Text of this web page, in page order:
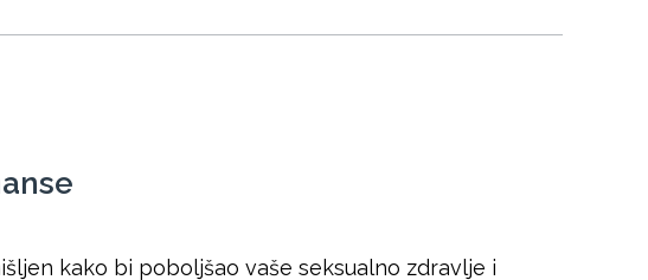
kako bi poboljšao vaše seksualno zdravlje i